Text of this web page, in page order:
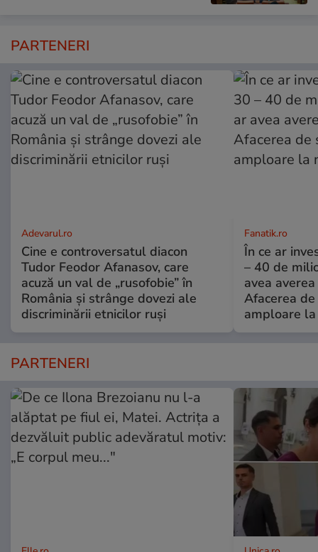
PARTENERI
Adevarul.ro
Cine e controversatul diacon
Tudor Feodor Afanasov, care
acuză un val de „rusofobie” în
România și strânge dovezi ale
discriminării etnicilor ruși
Fanatik.ro
În ce ar
– 40 de
avea
Afacerea
amploare
PARTENERI